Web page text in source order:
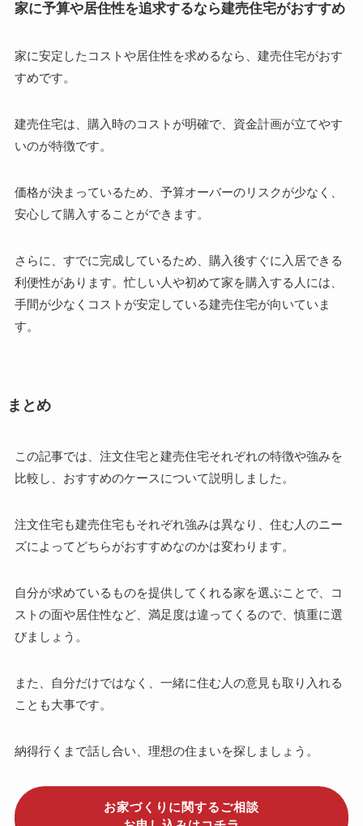
家に予算や居住性を追求するなら建売住宅がおすすめ
家に安定したコストや居住性を求めるなら、建売住宅がおす
すめです。
建売住宅は、購入時のコストが明確で、資金計画が立てやす
いのが特徴です。
価格が決まっているため、予算オーバーのリスクが少なく、
安心して購入することができます。
さらに、すでに完成しているため、購入後すぐに入居できる
利便性があります。忙しい人や初めて家を購入する人には、
手間が少なくコストが安定している建売住宅が向いていま
す。
まとめ
この記事では、注文住宅と建売住宅それぞれの特徴や強みを
比較し、おすすめのケースについて説明しました。
注文住宅も建売住宅もそれぞれ強みは異なり、住む人のニー
ズによってどちらがおすすめなのかは変わります。
自分が求めているものを提供してくれる家を選ぶことで、コ
ストの面や居住性など、満足度は違ってくるので、慎重に選
びましょう。
また、自分だけではなく、一緒に住む人の意見も取り入れる
ことも大事です。
納得行くまで話し合い、理想の住まいを探しましょう。
お家づくりに関するご相談